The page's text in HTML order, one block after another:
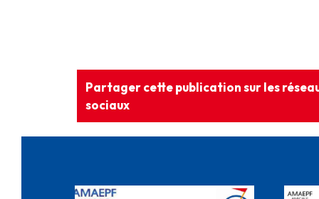
Partager cette publication sur les
sociaux